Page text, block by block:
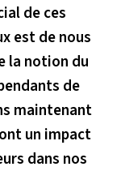
de ces
est de nous
la notion du
de
maintenant
un impact
dans nos